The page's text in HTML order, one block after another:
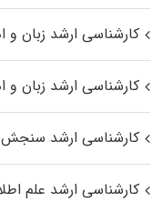
کارشناسی ارشد زبان و
کارشناسی ارشد زبان و
کارشناسی ارشد سنجش
کارشناسی ارشد علم